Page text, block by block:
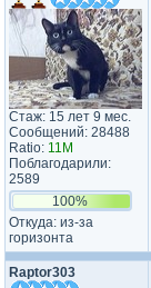
Стаж: 15 лет 9 мес.
Сообщений: 28488
Ratio: 11M
Поблагодарили:
2589
100%
Откуда: из-за
горизонта
Raptor303